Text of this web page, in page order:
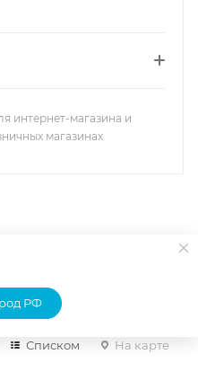
интернет-магазина и
магазинах
Списком На карте
РФ